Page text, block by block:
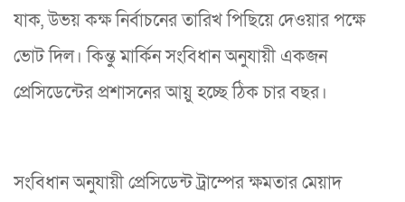
যাক, উভয় কক্ষ নির্বাচনের তারিখ পিছিয়ে দেওয়ার পক্ষে
ভোট দিল। কিন্তু মার্কিন সংবিধান অনুযায়ী একজন
প্রেসিডেন্টের প্রশাসনের আয়ু হচ্ছে ঠিক চার বছর।
সংবিধান অনুযায়ী প্রেসিডেন্ট ট্রাম্পের ক্ষমতার মেয়াদ